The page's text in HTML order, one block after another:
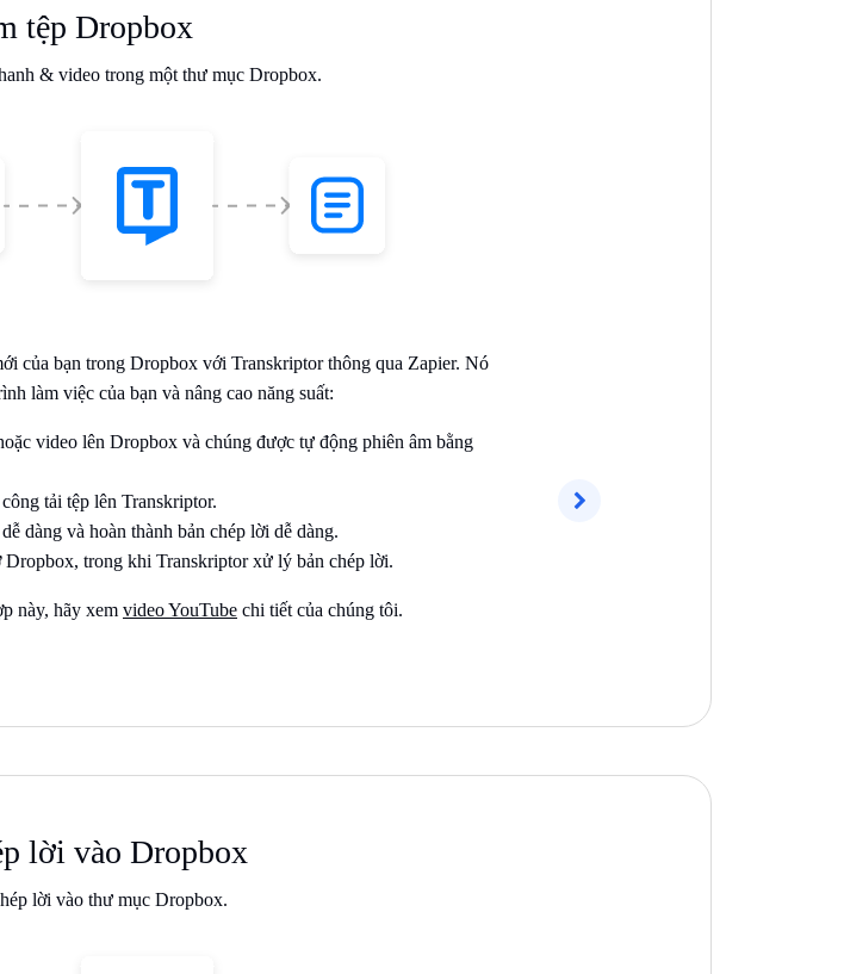
tệp Dropbox
& video trong một thư mục Dropbox.
của bạn trong Dropbox với Transkriptor thông qua Zapier. Nó
làm việc của bạn và nâng cao năng suất:
video lên Dropbox và chúng được tự động phiên âm bằng
tải tệp lên Transkriptor.
dàng và hoàn thành bản chép lời dễ dàng.
trong khi Transkriptor xử lý bản chép lời.
này, hãy xem video YouTube chi tiết của chúng tôi.
lời vào Dropbox
lời vào thư mục Dropbox.